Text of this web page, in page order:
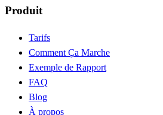
Produit
Tarifs
Comment Ça Marche
Exemple de Rapport
FAQ
Blog
À propos